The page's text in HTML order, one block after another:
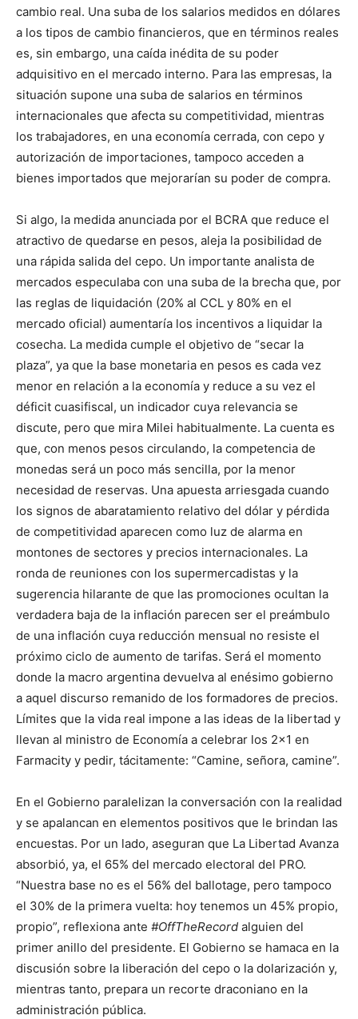
cambio real. Una suba de los salarios medidos en dólares
a los tipos de cambio financieros, que en términos reales
es, sin embargo, una caída inédita de su poder
adquisitivo en el mercado interno. Para las empresas, la
situación supone una suba de salarios en términos
internacionales que afecta su competitividad, mientras
los trabajadores, en una economía cerrada, con cepo y
autorización de importaciones, tampoco acceden a
bienes importados que mejorarían su poder de compra.
Si algo, la medida anunciada por el BCRA que reduce el
atractivo de quedarse en pesos, aleja la posibilidad de
una rápida salida del cepo. Un importante analista de
mercados especulaba con una suba de la brecha que, por
las reglas de liquidación (20% al CCL y 80% en el
mercado oficial) aumentaría los incentivos a liquidar la
cosecha. La medida cumple el objetivo de “secar la
plaza”, ya que la base monetaria en pesos es cada vez
menor en relación a la economía y reduce a su vez el
déficit cuasifiscal, un indicador cuya relevancia se
discute, pero que mira Milei habitualmente. La cuenta es
que, con menos pesos circulando, la competencia de
monedas será un poco más sencilla, por la menor
necesidad de reservas. Una apuesta arriesgada cuando
los signos de abaratamiento relativo del dólar y pérdida
de competitividad aparecen como luz de alarma en
montones de sectores y precios internacionales. La
ronda de reuniones con los supermercadistas y la
sugerencia hilarante de que las promociones ocultan la
verdadera baja de la inflación parecen ser el preámbulo
de una inflación cuya reducción mensual no resiste el
próximo ciclo de aumento de tarifas. Será el momento
donde la macro argentina devuelva al enésimo gobierno
a aquel discurso remanido de los formadores de precios.
Límites que la vida real impone a las ideas de la libertad y
llevan al ministro de Economía a celebrar los 2×1 en
Farmacity y pedir, tácitamente: “Camine, señora, camine”.
En el Gobierno paralelizan la conversación con la realidad
y se apalancan en elementos positivos que le brindan las
encuestas. Por un lado, aseguran que La Libertad Avanza
absorbió, ya, el 65% del mercado electoral del PRO.
“Nuestra base no es el 56% del ballotage, pero tampoco
el 30% de la primera vuelta: hoy tenemos un 45% propio,
propio”, reflexiona ante #OffTheRecord alguien del
primer anillo del presidente. El Gobierno se hamaca en la
discusión sobre la liberación del cepo o la dolarización y,
mientras tanto, prepara un recorte draconiano en la
administración pública.